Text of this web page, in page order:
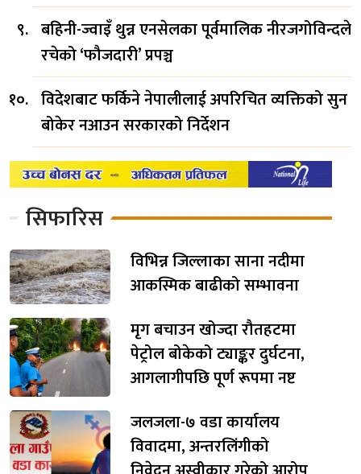
बहिनी-ज्वाइँ थुन्न एनसेलका पूर्वमालिक नीरजगोविन्दले
रचेको ‘फौजदारी’ प्रपञ्च
विदेशबाट फर्किने नेपालीलाई अपरिचित व्यक्तिको सुन
बोकेर नआउन सरकारको निर्देशन
सिफारिस
विभिन्न जिल्लाका साना नदीमा
आकस्मिक बाढीको सम्भावना
मृग बचाउन खोज्दा रौतहटमा
पेट्रोल बोकेको ट्याङ्कर दुर्घटना,
आगलागीपछि पूर्ण रूपमा नष्ट
जलजला-७ वडा कार्यालय
विवादमा, अन्तरलिंगीको